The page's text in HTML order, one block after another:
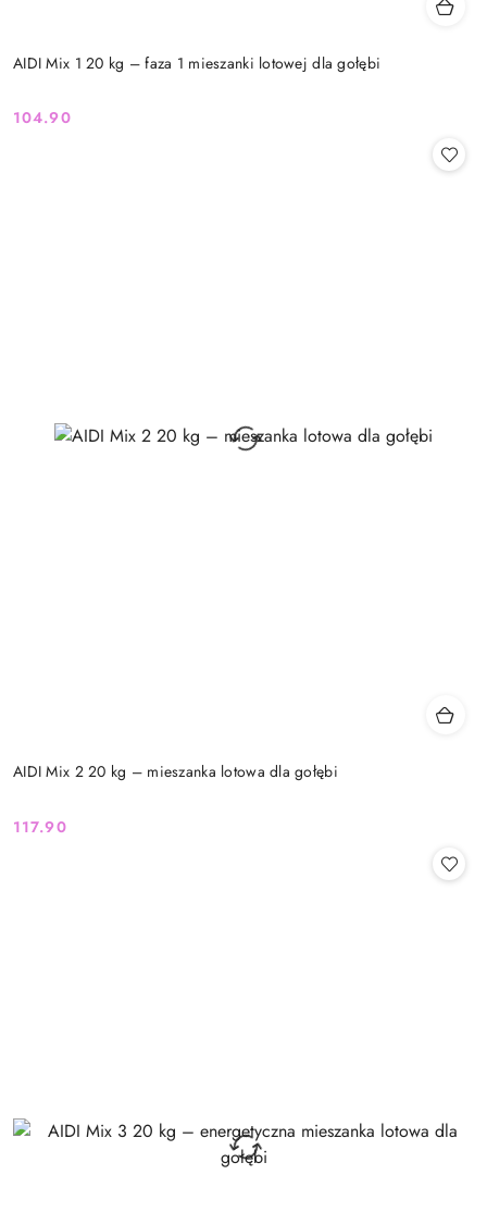
AIDI Mix 1 20 kg – faza 1 mieszanki lotowej dla gołębi
Cena:
104.90
AIDI Mix 2 20 kg – mieszanka lotowa dla gołębi
Cena:
117.90